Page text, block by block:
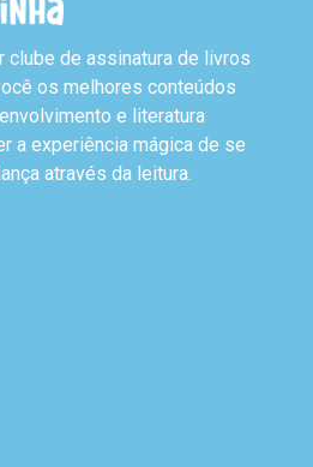
clube de assinatura de livros
os melhores conteúdos
e literatura
a experiência mágica de se
através da leitura.